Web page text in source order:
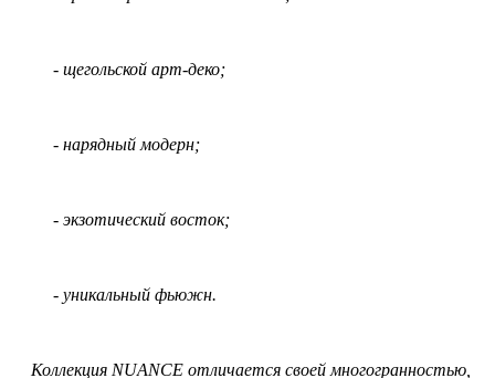
- щегольской арт-деко;
- нарядный модерн;
- экзотический восток;
- уникальный фьюжн.
Коллекция NUANCE отличается своей многогранностью,